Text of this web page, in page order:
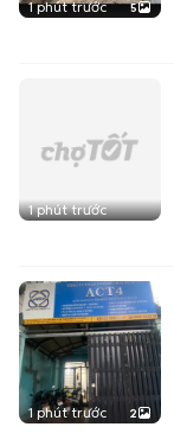
1 phút trước 5
1 phút trước
1 phút trước 2